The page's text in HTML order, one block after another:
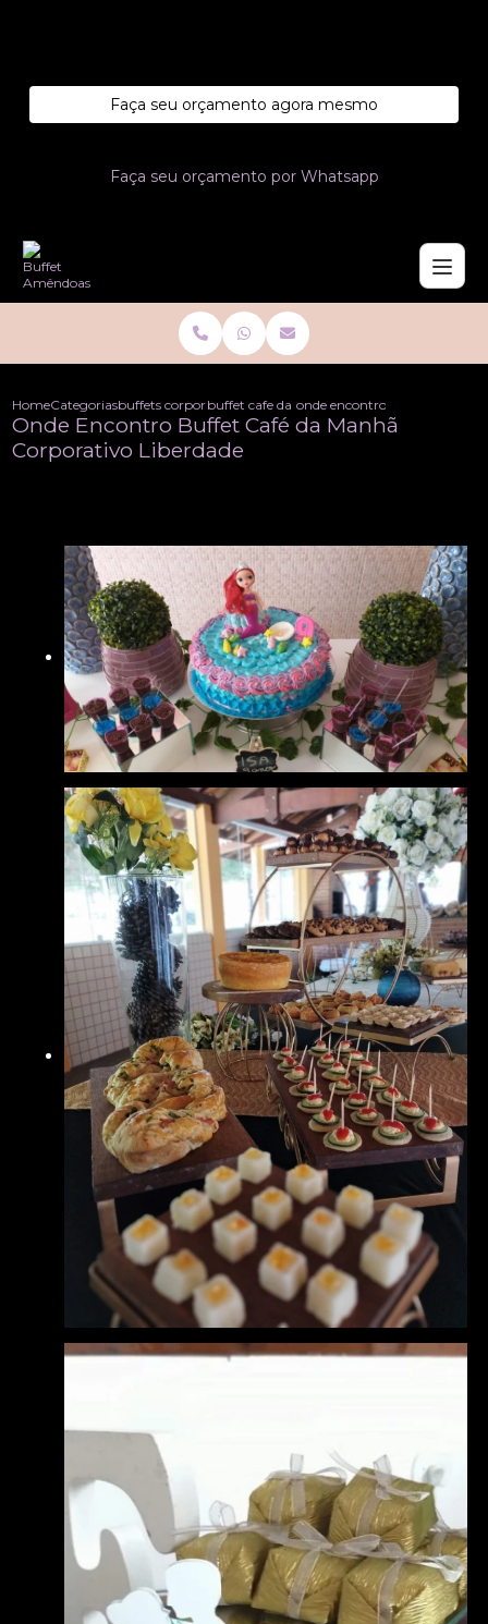
Faça seu orçamento agora mesmo
Faça seu orçamento por Whatsapp
HomeCategoriasbuffets corporativobuffet cafe da manha corporativo
onde encontro buffet cafe da
Onde Encontro Buffet Café da Manhã
Corporativo Liberdade